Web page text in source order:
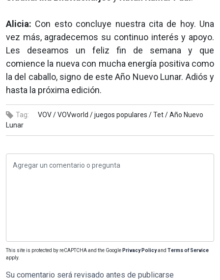
Alicia: Con esto concluye nuestra cita de hoy. Una
vez más, agradecemos su continuo interés y apoyo.
Les deseamos un feliz fin de semana y que
comience la nueva con mucha energía positiva como
la del caballo, signo de este Año Nuevo Lunar. Adiós y
hasta la próxima edición.
Tag: VOV /VOVworld /juegos populares /Tet /Año Nuevo
Lunar
This site is protected by reCAPTCHA and the Google Privacy Policyand Terms of Service
apply.
Su comentario será revisado antes de publicarse